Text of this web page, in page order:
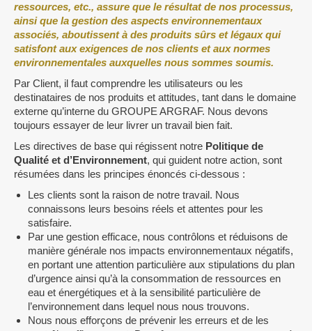
ressources, etc., assure que le résultat de nos processus,
ainsi que la gestion des aspects environnementaux
associés, aboutissent à des produits sûrs et légaux qui
satisfont aux exigences de nos clients et aux normes
environnementales auxquelles nous sommes soumis.
Par Client, il faut comprendre les utilisateurs ou les
destinataires de nos produits et attitudes, tant dans le domaine
externe qu’interne du GROUPE ARGRAF. Nous devons
toujours essayer de leur livrer un travail bien fait.
Les directives de base qui régissent notre Politique de
Qualité et d’Environnement, qui guident notre action, sont
résumées dans les principes énoncés ci-dessous :
Les clients sont la raison de notre travail. Nous
connaissons leurs besoins réels et attentes pour les
satisfaire.
Par une gestion efficace, nous contrôlons et réduisons de
manière générale nos impacts environnementaux négatifs,
en portant une attention particulière aux stipulations du plan
d’urgence ainsi qu’à la consommation de ressources en
eau et énergétiques et à la sensibilité particulière de
l’environnement dans lequel nous nous trouvons.
Nous nous efforçons de prévenir les erreurs et de les